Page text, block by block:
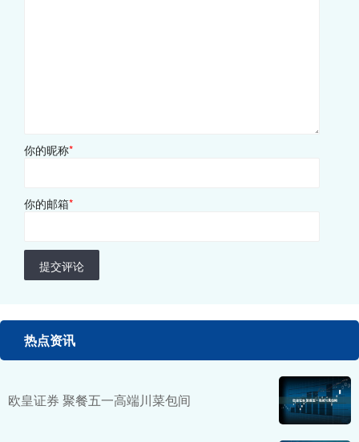
你的昵称*
你的邮箱*
提交评论
热点资讯
欧皇证券 聚餐五一高端川菜包间